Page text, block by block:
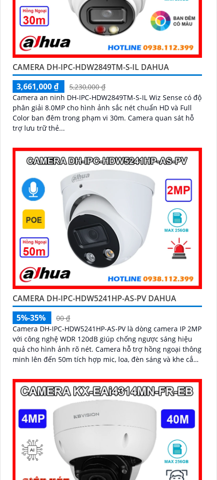
CAMERA DH-IPC-HDW2849TM-S-IL DAHUA
3,661,000 ₫
5,230,000 ₫
Camera an ninh DH-IPC-HDW2849TM-S-IL Wiz Sense có độ
phân giải 8.0MP cho hình ảnh sắc nét chuẩn HD và Full
Color ban đêm trong phạm vi 30m. Camera quan sát hỗ
trợ lưu trữ thẻ...
CAMERA DH-IPC-HDW5241HP-AS-PV DAHUA
5%-35%
00 ₫
Camera DH-IPC-HDW5241HP-AS-PV là dòng camera IP 2MP
với công nghệ WDR 120dB giúp chống ngược sáng hiệu
quả cho hình ảnh rõ nét. Camera hỗ trợ hồng ngoại thông
minh lên đến 50m tích hợp mic, loa, đèn sáng và khe cắm